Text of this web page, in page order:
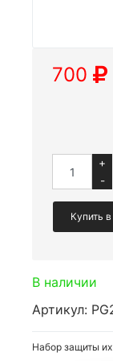
700
+
-
Купить в
В наличии
Артикул:
Набор защиты